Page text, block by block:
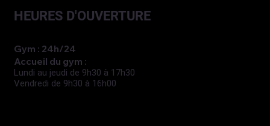
HEURES D'OUVERTURE
Gym : 24h/24
Accueil du gym :
Lundi au jeudi de 9h30 à 17h30
Vendredi de 9h30 à 16h00